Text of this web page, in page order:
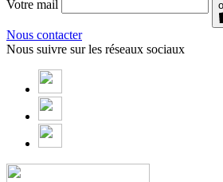
Votre mail
Nous contacter
Nous suivre sur les réseaux sociaux